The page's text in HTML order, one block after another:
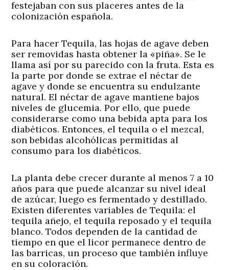
festejaban con sus placeres antes de la
colonización española.
Para hacer Tequila, las hojas de agave deben
ser removidas hasta obtener la «piña». Se le
llama así por su parecido con la fruta. Esta es
la parte por donde se extrae el néctar de
agave y donde se encuentra su endulzante
natural. El néctar de agave mantiene bajos
niveles de glucemia. Por ello, que puede
considerarse como una bebida apta para los
diabéticos. Entonces, el tequila o el mezcal,
son bebidas alcohólicas permitidas al
consumo para los diabéticos.
La planta debe crecer durante al menos 7 a 10
años para que puede alcanzar su nivel ideal
de azúcar, luego es fermentado y destillado.
Existen diferentes variables de Tequila: el
tequila añejo, el tequila reposado y el tequila
blanco. Todos dependen de la cantidad de
tiempo en que el licor permanece dentro de
las barricas, un proceso que también influye
en su coloración.